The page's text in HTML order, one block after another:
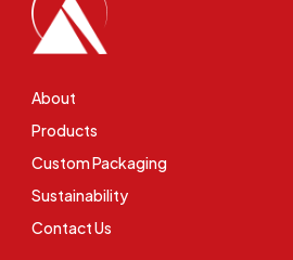
About
Products
Custom Packaging
Sustainability
Contact Us